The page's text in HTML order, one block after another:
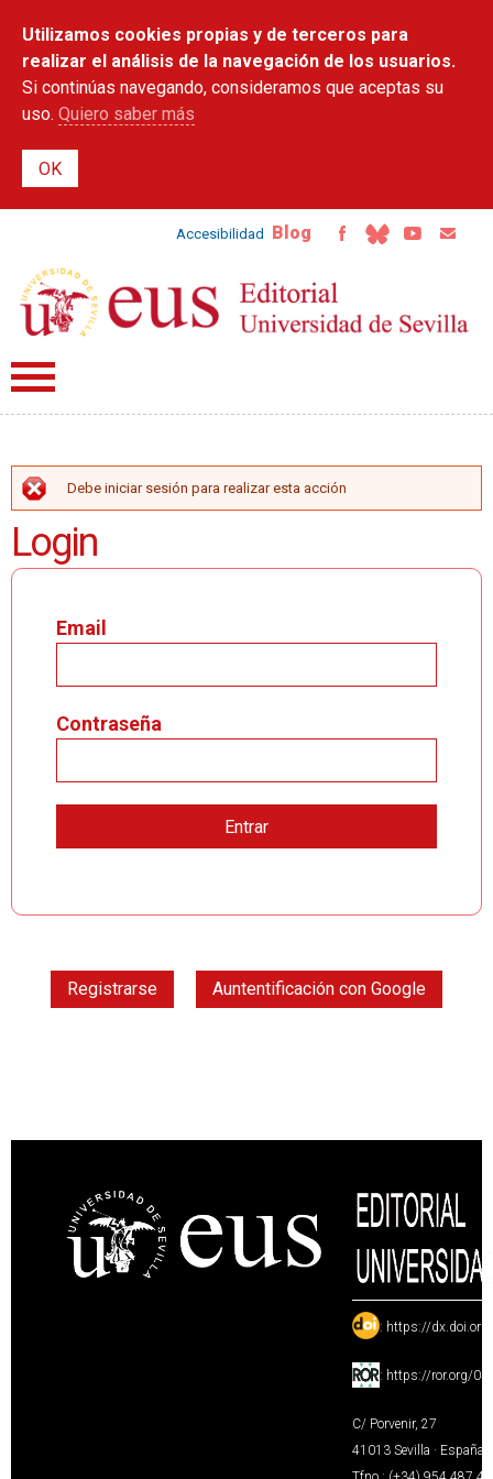
contenido
principal
Utilizamos cookies propias y de terceros para
realizar el análisis de la navegación de los usuarios.
Si continúas navegando, consideramos que aceptas su
uso. Quiero saber más
Accesibilidad Blog
MENSAJE DE ERROR
Debe iniciar sesión para realizar esta acción
Login
Email
Contraseña
Registrarse Auntentificación con Google
: https://
: https://ror.org/
C/ Porvenir, 27
41013 Sevilla · España